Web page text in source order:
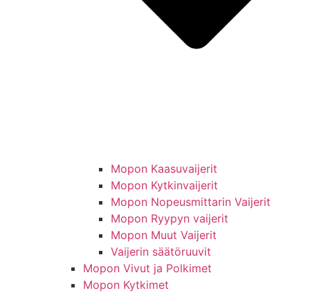
Mopon Kaasuvaijerit
Mopon Kytkinvaijerit
Mopon Nopeusmittarin Vaijerit
Mopon Ryypyn vaijerit
Mopon Muut Vaijerit
Vaijerin säätöruuvit
Mopon Vivut ja Polkimet
Mopon Kytkimet